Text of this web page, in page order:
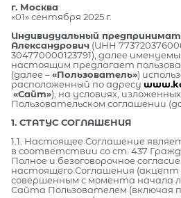
г. Москва
«01» сентября 2025 г.
Индивидуальный
Александрович (ИНН
304770000123791), далее
настоящим предлагает
(далее –«Пользователь»)
расположенный по адресу
«Сайт»), на условиях,
Пользовательском соглашении
1. СТАТУС СОГЛАШЕНИЯ
1.1. Настоящее Соглашение
в соответствии со ст. 437
Полное и безоговорочное
настоящего Соглашения
совершенным с момента начала
Сайта Пользователем (включая